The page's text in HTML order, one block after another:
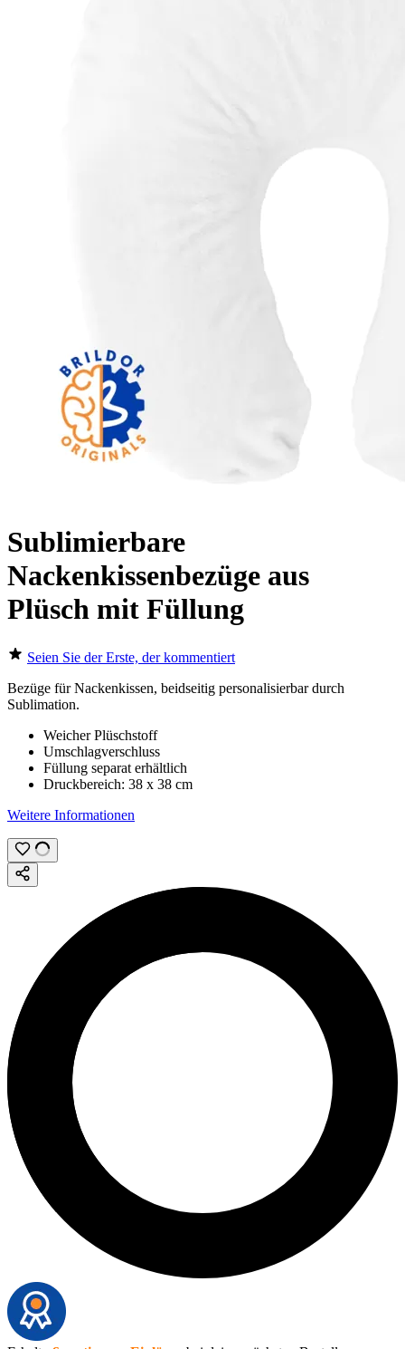
Sublimierbare
Nackenkissenbezüge aus
Plüsch mit Füllung
Seien Sie der Erste, der kommentiert
Bezüge für Nackenkissen, beidseitig personalisierbar durch
Sublimation.
Weicher Plüschstoff
Umschlagverschluss
Füllung separat erhältlich
Druckbereich: 38 x 38 cm
Weitere Informationen